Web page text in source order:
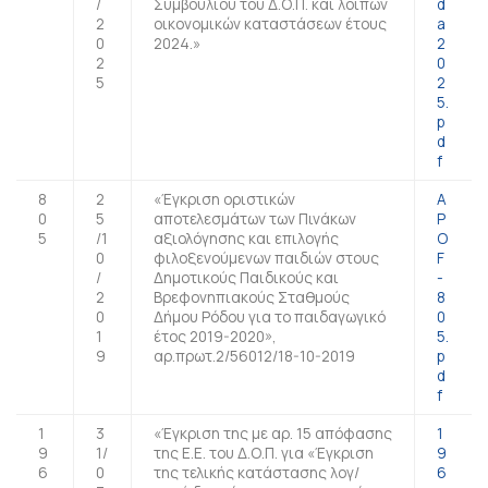
2
0
2
5
οικονομικών καταστάσεων έτους
2024.»
a
2
0
2
5.
p
d
f
8
0
5
2
5
/1
0
/
2
0
1
9
«Έγκριση οριστικών
αποτελεσμάτων των Πινάκων
αξιολόγησης και επιλογής
φιλοξενούμενων παιδιών στους
Δημοτικούς Παιδικούς και
Βρεφονηπιακούς Σταθμούς
Δήμου Ρόδου για το παιδαγωγικό
έτος 2019-2020»,
αρ.πρωτ.2/56012/18-10-2019
A
P
O
F
-
8
0
5.
p
d
f
1
9
6
3
1/
0
«Έγκριση της με αρ. 15 απόφασης
της Ε.Ε. του Δ.Ο.Π. για «Έγκριση
της τελικής κατάστασης λογ/
1
9
6